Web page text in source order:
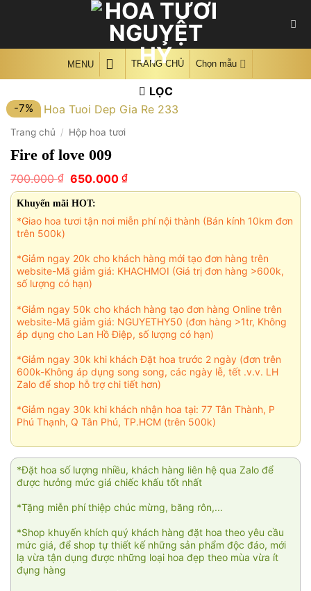
MENU TRANG CHỦ Chọn mẫu
LỌC
-7%
Trang chủ / Hộp hoa tươi
Fire of love 009
700.000₫ Giá
gốc
là:
700.000 ₫.
650.000 ₫Giá
hiện
650.000 ₫.
Khuyến mãi HOT:
*Giao hoa tươi tận nơi miễn phí nội thành (Bán kính 10km đơn
trên 500k)
*Giảm ngay 20k cho khách hàng mới tạo đơn hàng trên
website-Mã giảm giá: KHACHMOI (Giá trị đơn hàng >600k,
số lượng có hạn)
*Giảm ngay 50k cho khách hàng tạo đơn hàng Online trên
website-Mã giảm giá: NGUYETHY50 (đơn hàng >1tr, Không
áp dụng cho Lan Hồ Điệp, số lượng có hạn)
*Giảm ngay 30k khi khách Đặt hoa trước 2 ngày (đơn trên
600k-Không áp dụng song song, các ngày lễ, tết .v.v. LH
Zalo để shop hỗ trợ chi tiết hơn)
*Giảm ngay 30k khi khách nhận hoa tại: 77 Tân Thành, P
Phú Thạnh, Q Tân Phú, TP.HCM (trên 500k)
*Đặt hoa số lượng nhiều, khách hàng liên hệ qua Zalo để
được hưởng mức giá chiếc khấu tốt nhất
*Tặng miễn phí thiệp chúc mừng, băng rôn,...
*Shop khuyến khích quý khách hàng đặt hoa theo yêu cầu
mức giá, để shop tự thiết kế những sản phẩm độc đáo, mới
lạ vừa tận dụng được những loại hoa đẹp theo mùa vừa ít
đụng hàng